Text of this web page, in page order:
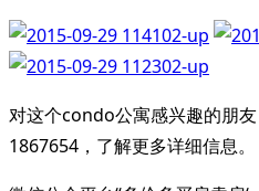
对这个condo公寓感兴趣的朋
1867654，了解更多详细信息。